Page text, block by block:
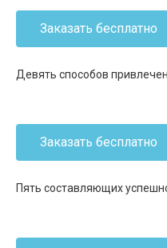
Заказать бесплатно
Девять способов
Заказать бесплатно
Пять составляющих